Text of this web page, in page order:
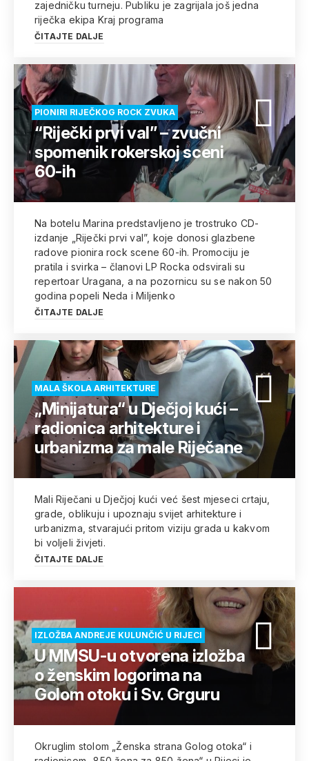
zajedničku turneju. Publiku je zagrijala još jedna
riječka ekipa Kraj programa
ČITAJTE DALJE
PIONIRI RIJEČKOG ROCK ZVUKA
“Riječki prvi val” – zvučni
spomenik rokerskoj sceni
60-ih
Na botelu Marina predstavljeno je trostruko CD-
izdanje „Riječki prvi val”, koje donosi glazbene
radove pionira rock scene 60-ih. Promociju je
pratila i svirka – članovi LP Rocka odsvirali su
repertoar Uragana, a na pozornicu su se nakon 50
godina popeli Neda i Miljenko
ČITAJTE DALJE
MALA ŠKOLA ARHITEKTURE
„Minijatura“ u Dječjoj kući –
radionica arhitekture i
urbanizma za male Riječane
Mali Riječani u Dječjoj kući već šest mjeseci crtaju,
grade, oblikuju i upoznaju svijet arhitekture i
urbanizma, stvarajući pritom viziju grada u kakvom
bi voljeli živjeti.
ČITAJTE DALJE
IZLOŽBA ANDREJE KULUNČIĆ U RIJECI
U MMSU-u otvorena izložba
o ženskim logorima na
Golom otoku i Sv. Grguru
Okruglim stolom „Ženska strana Golog otoka“ i